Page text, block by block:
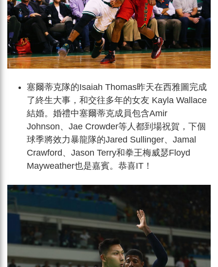
塞爾蒂克隊的Isaiah Thomas昨天在西雅圖完成
了終生大事，和交往多年的女友 Kayla Wallace
結婚。婚禮中塞爾蒂克成員包含Amir
Johnson、Jae Crowder等人都到場祝賀，下個
球季將效力暴龍隊的Jared Sullinger、Jamal
Crawford、Jason Terry和拳王梅威瑟Floyd
Mayweather也是嘉賓。恭喜IT！